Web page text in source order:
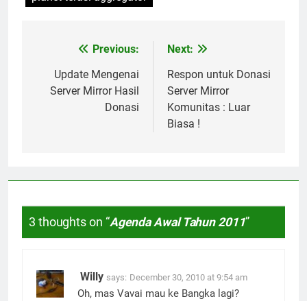
navigation
Previous:
Update Mengenai
Server Mirror Hasil
Donasi
Next:
Respon untuk Donasi
Server Mirror
Komunitas : Luar
Biasa !
3 thoughts on “Agenda Awal Tahun 2011”
Willy says: December 30, 2010 at 9:54 am
Oh, mas Vavai mau ke Bangka lagi?